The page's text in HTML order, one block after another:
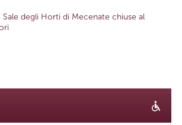
Sale degli Horti di Mecenate chiuse al